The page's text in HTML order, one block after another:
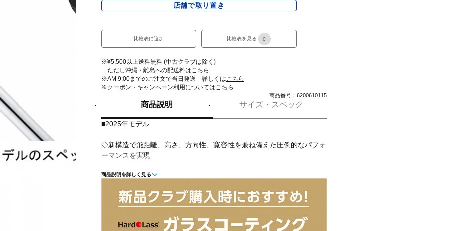
店舗で取り置き
比較表に追加 比較表を見る 0
※¥5,500以上送料無料 (中古クラブは除く)
ただし沖縄・離島への配送料はこちら
※AM 9:00までのご注文で当日発送 詳しくはこちら
※クーポン・キャンペーン利用についてはこちら
商品番号：6200610115
商品説明 サイズ・スペック
■2025年モデル
◇新構造で飛距離、高さ、方向性、寛容性を兼ね備えた圧倒的なパフォ
ーマンスを実現
◇安定感抜群のハイブリッドが、さらなる高さとピンを狙えるパフォー
ン」と「カーボンフライ・ラップ・テクノロジー」を組み合わせ、「飛
び重心」設計により高弾道でピンを正確に狙う。フェースは前作より約
5％薄く設計され、飛距離性能も向上。2番から7番までの幅広いライン
アップで、様々なシチュエーションで活躍。新構造により、ハイブリッ
商品説明を詳しく見る